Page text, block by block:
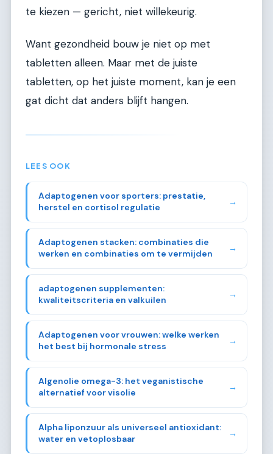
te kiezen — gericht, niet willekeurig.
Want gezondheid bouw je niet op met
tabletten alleen. Maar met de juiste
tabletten, op het juiste moment, kan je een
gat dicht dat anders blijft hangen.
LEES OOK
Adaptogenen voor sporters: prestatie,
herstel en cortisol regulatie
→
Adaptogenen stacken: combinaties die
werken en combinaties om te vermijden
→
adaptogenen supplementen:
kwaliteitscriteria en valkuilen
→
Adaptogenen voor vrouwen: welke werken
het best bij hormonale stress
→
Algenolie omega-3: het veganistische
alternatief voor visolie
→
Alpha liponzuur als universeel antioxidant:
water en vetoplosbaar
→